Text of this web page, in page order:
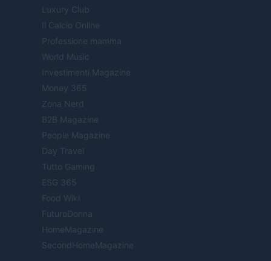
Luxury Club
Il Calcio Online
Professione mamma
World Music
Investimenti Magazine
Money 365
Zona Nerd
B2B Magazine
People Magazine
Day Travel
Tutto Gaming
ESG 365
Food Wiki
FuturoDonna
HomeMagazine
SecondHomeMagazine